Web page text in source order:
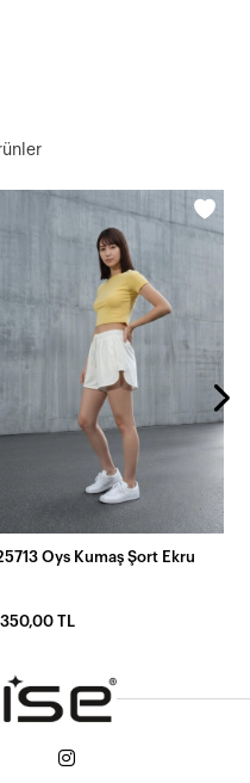
Oys Kumaş Şort Ekru
350,00 TL